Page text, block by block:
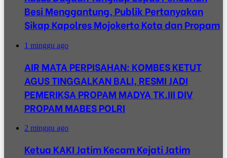
Besi Menggantung, Publik Pertanyakan
Sikap Kapolres Mojokerto Kota dan Propam
1 minggu ago
AIR MATA PERPISAHAN: KOMBES KETUT
AGUS TINGGALKAN BALI, RESMI JADI
PEMERIKSA PROPAM MADYA TK.III DIV
PROPAM MABES POLRI
2 minggu ago
Ketua KAKI Jatim Kecam Kejati Jatim